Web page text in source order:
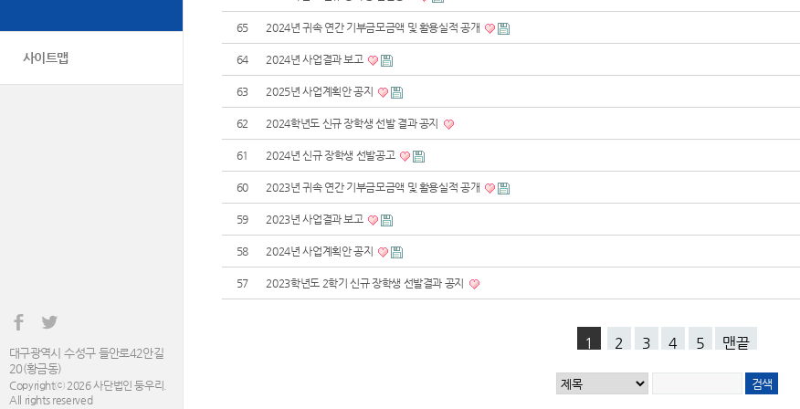
사이트맵
65 2024년 귀속 연간 기부금모금액 및 활용실적 공개
64 2024년 사업결과 보고
63 2025년 사업계획안 공지
62 2024학년도 신규 장학생 선발 결과 공지
61 2024년 신규 장학생 선발공고
60 2023년 귀속 연간 기부금모금액 및 활용실적 공개
59 2023년 사업결과 보고
58 2024년 사업계획안 공지
57 2023학년도 2학기 신규 장학생 선발결과 공지
1 2 3 4 5 맨끝
대구광역시 수성구 들안로42안길
20(황금동)
Copyrightⓒ 2026 사단법인 둥우리.
All rights reserved